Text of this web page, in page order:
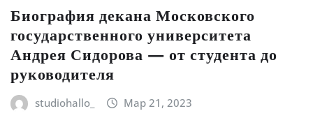
Биография декана Московского
государственного университета
Андрея Сидорова — от студента до
руководителя
studiohallo_ Мар 21, 2023